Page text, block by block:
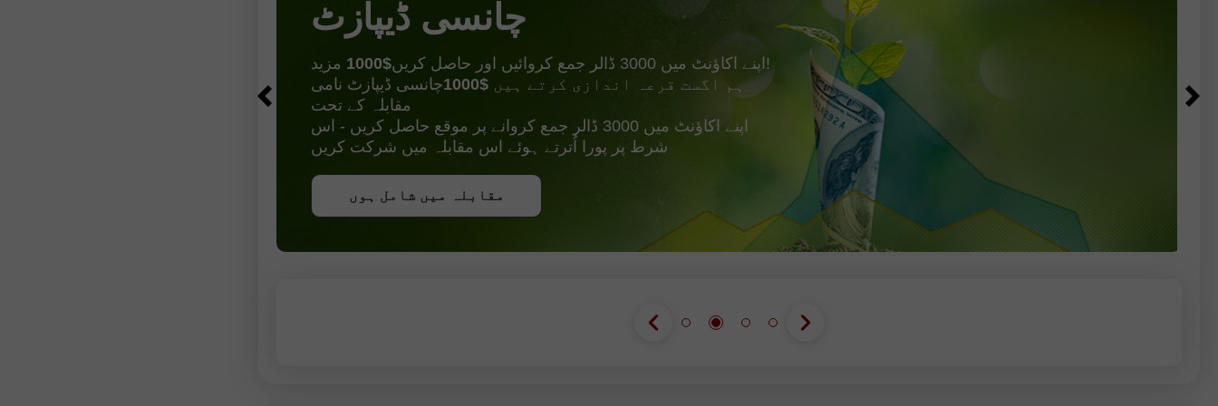
مقابلہ میں شامل ہوں
چانسی ڈیپازٹ
اپنے اکاؤنٹ میں 3000 ڈالر جمع کروائیں اور حاصل کریں $1000
مزید!
ہم اگست قرعہ اندازی کرتے ہیں $1000
چانسی ڈیپازٹ نامی
مقابلہ کے تحت
اپنے اکاؤنٹ میں 3000 ڈالر جمع کروانے پر موقع حاصل کریں - اس
شرط پر پورا اُترتے ہوئے اس مقابلہ میں شرکت کریں
مقابلہ میں شامل ہوں